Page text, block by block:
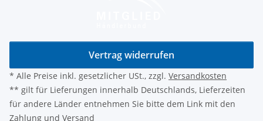
Vertrag widerrufen
* Alle Preise inkl. gesetzlicher USt., zzgl. Versandkosten
** gilt für Lieferungen innerhalb Deutschlands, Lieferzeiten
für andere Länder entnehmen Sie bitte dem Link mit den
Zahlung und Versand